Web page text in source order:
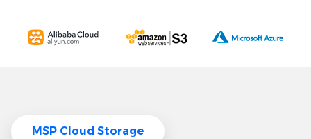
MSP Cloud Storage